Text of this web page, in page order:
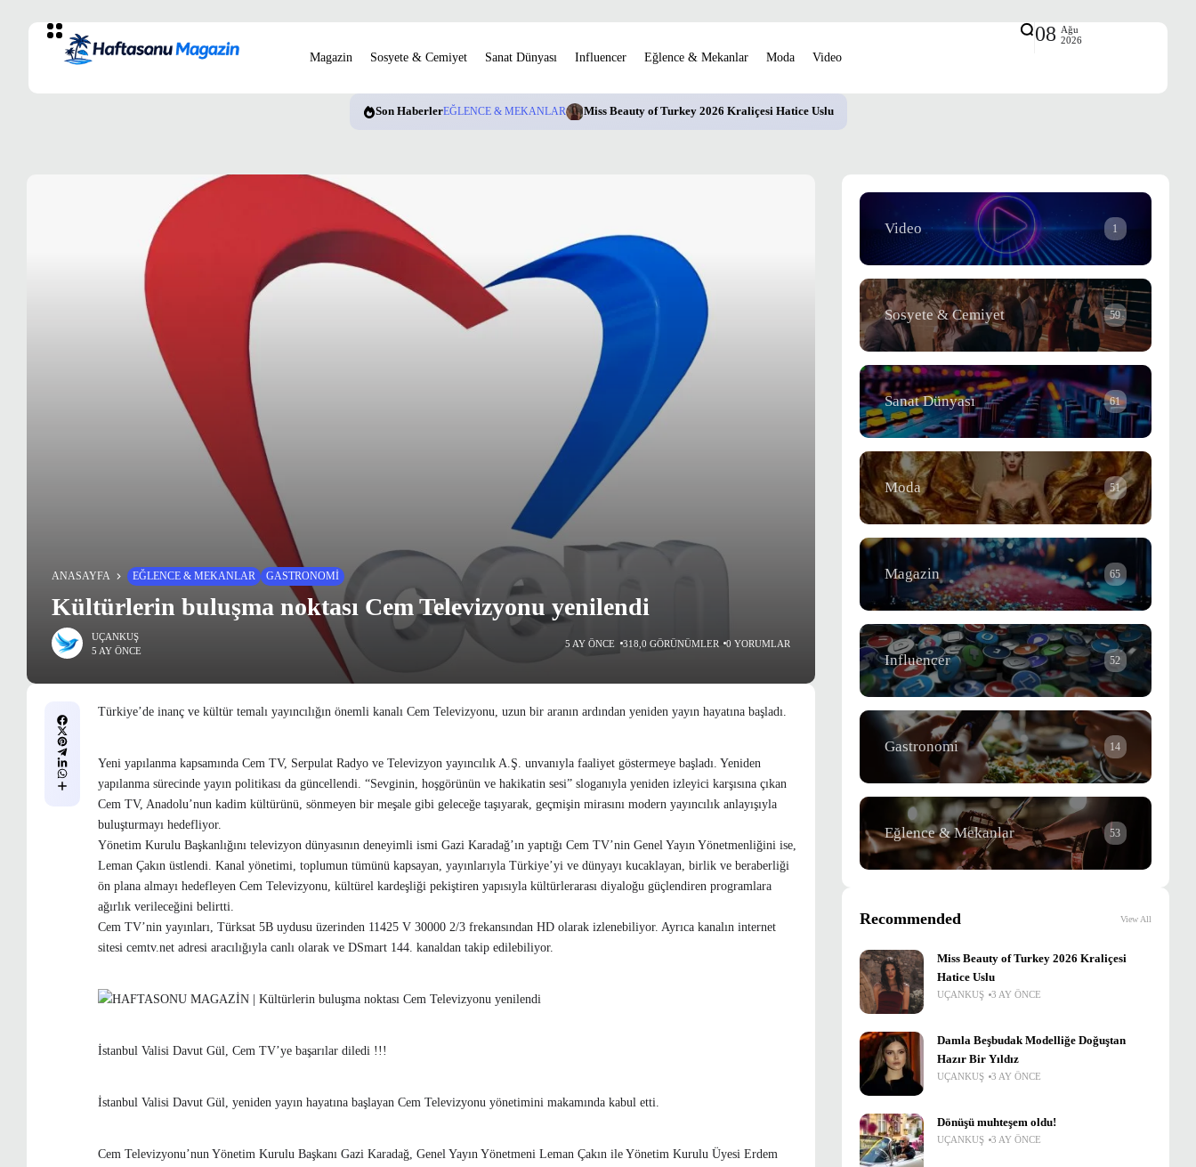
Magazin Sosyete & Cemiyet Sanat Dünyası Influencer Eğlence & Mekanlar Moda Video
08 Ağu
2026
Son HaberlerEĞLENCE & MEKANLAR Miss Beauty of Turkey 2026 Kraliçesi Hatice Uslu
ANASAYFA EĞLENCE & MEKANLAR GASTRONOMI
Kültürlerin buluşma noktası Cem Televizyonu yenilendi
UÇANKUŞ
5 AY ÖNCE
5 AY ÖNCE 318,0 GÖRÜNÜMLER 0 YORUMLAR
Türkiye’de inanç ve kültür temalı yayıncılığın önemli kanalı Cem Televizyonu, uzun bir aranın ardından yeniden yayın hayatına başladı.
Yeni yapılanma kapsamında Cem TV, Serpulat Radyo ve Televizyon yayıncılık A.Ş. unvanıyla faaliyet göstermeye başladı. Yeniden
yapılanma sürecinde yayın politikası da güncellendi. “Sevginin, hoşgörünün ve hakikatin sesi” sloganıyla yeniden izleyici karşısına çıkan
Cem TV, Anadolu’nun kadim kültürünü, sönmeyen bir meşale gibi geleceğe taşıyarak, geçmişin mirasını modern yayıncılık anlayışıyla
buluşturmayı hedefliyor.
Yönetim Kurulu Başkanlığını televizyon dünyasının deneyimli ismi Gazi Karadağ’ın yaptığı Cem TV’nin Genel Yayın Yönetmenliğini ise,
Leman Çakın üstlendi. Kanal yönetimi, toplumun tümünü kapsayan, yayınlarıyla Türkiye’yi ve dünyayı kucaklayan, birlik ve beraberliği
ön plana almayı hedefleyen Cem Televizyonu, kültürel kardeşliği pekiştiren yapısıyla kültürlerarası diyaloğu güçlendiren programlara
ağırlık verileceğini belirtti.
Cem TV’nin yayınları, Türksat 5B uydusu üzerinden 11425 V 30000 2/3 frekansından HD olarak izlenebiliyor. Ayrıca kanalın internet
sitesi cemtv.net adresi aracılığıyla canlı olarak ve DSmart 144. kanaldan takip edilebiliyor.
İstanbul Valisi Davut Gül, Cem TV’ye başarılar diledi !!!
İstanbul Valisi Davut Gül, yeniden yayın hayatına başlayan Cem Televizyonu yönetimini makamında kabul etti.
Cem Televizyonu’nun Yönetim Kurulu Başkanı Gazi Karadağ, Genel Yayın Yönetmeni Leman Çakın ile Yönetim Kurulu Üyesi Erdem
Video 1
Sosyete & Cemiyet 59
Sanat Dünyası 61
Moda 51
Magazin 65
Influencer 52
Gastronomi 14
Eğlence & Mekanlar 53
Recommended View All
Miss Beauty of Turkey 2026 Kraliçesi
Hatice Uslu
UÇANKUŞ 3 AY ÖNCE
Damla Beşbudak Modelliğe Doğuştan
Hazır Bir Yıldız
UÇANKUŞ 3 AY ÖNCE
Dönüşü muhteşem oldu!
UÇANKUŞ 3 AY ÖNCE